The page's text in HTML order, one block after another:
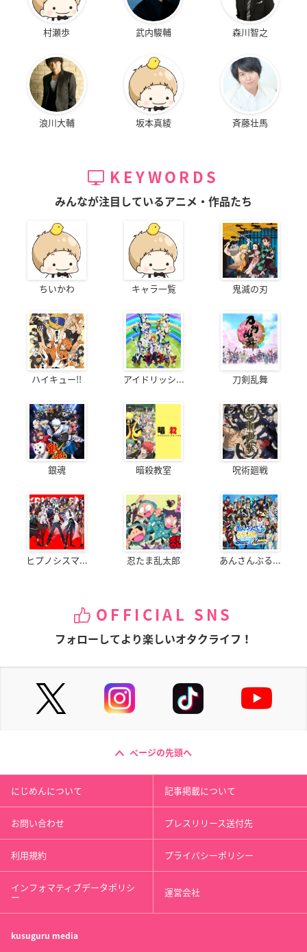
村瀬歩 武内駿輔 森川智之
浪川大輔 坂本真綾 斉藤壮馬
KEYWORDS
みんなが注目しているアニメ・作品たち
ちいかわ キャラ一覧 鬼滅の刃
ハイキュー!! アイドリッシ... 刀剣乱舞
銀魂 暗殺教室 呪術廻戦
ヒプノシスマ... 忍たま乱太郎 あんさんぶる...
OFFICIAL SNS
フォローしてより楽しいオタクライフ！
ページの先頭へ
にじめんについて 記事掲載について
お問い合わせ プレスリリース送付先
利用規約 プライバシーポリシー
インフォマティブデータポリシ
ー 運営会社
kusuguru media